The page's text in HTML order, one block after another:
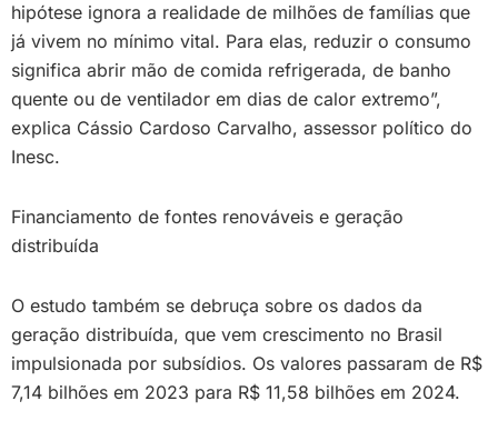
hipótese ignora a realidade de milhões de famílias que
já vivem no mínimo vital. Para elas, reduzir o consumo
significa abrir mão de comida refrigerada, de banho
quente ou de ventilador em dias de calor extremo”,
explica Cássio Cardoso Carvalho, assessor político do
Inesc.
Financiamento de fontes renováveis e geração
distribuída
O estudo também se debruça sobre os dados da
geração distribuída, que vem crescimento no Brasil
impulsionada por subsídios. Os valores passaram de R$
7,14 bilhões em 2023 para R$ 11,58 bilhões em 2024.